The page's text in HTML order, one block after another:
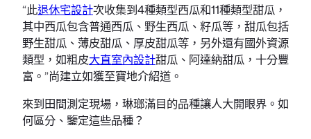
“此退休宅設計次收集到4種類型西瓜和11種類型甜瓜，
其中西瓜包含普通西瓜、野生西瓜、籽瓜等，甜瓜包括
野生甜瓜、薄皮甜瓜、厚皮甜瓜等，另外還有國外資源
類型，如粗皮大直室內設計甜瓜、阿達納甜瓜，十分豐
富。”尚建立如獲至寶地介紹道。
來到田間測定現場，琳瑯滿目的品種讓人大開眼界。如
何區分、鑒定這些品種？